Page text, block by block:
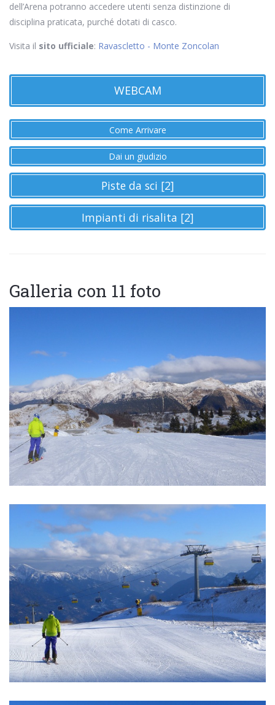
dell’Arena potranno accedere utenti senza distinzione di
disciplina praticata, purché dotati di casco.
Visita il sito ufficiale: Ravascletto - Monte Zoncolan
WEBCAM
Come Arrivare
Dai un giudizio
Piste da sci [2]
Impianti di risalita [2]
Galleria con 11 foto